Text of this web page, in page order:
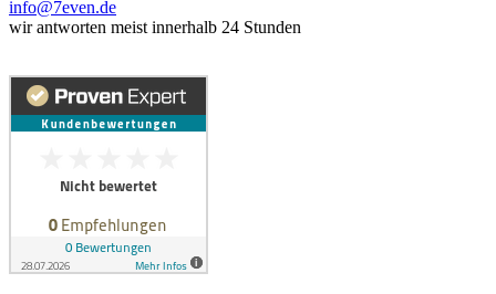
info@7even.de
wir antworten meist innerhalb 24 Stunden